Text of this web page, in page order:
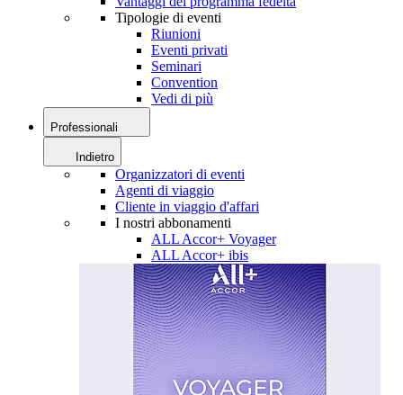
Tipologie di eventi
Riunioni
Eventi privati
Seminari
Convention
Vedi di più
Professionali
Indietro
Organizzatori di eventi
Agenti di viaggio
Cliente in viaggio d'affari
I nostri abbonamenti
ALL Accor+ Voyager
ALL Accor+ ibis